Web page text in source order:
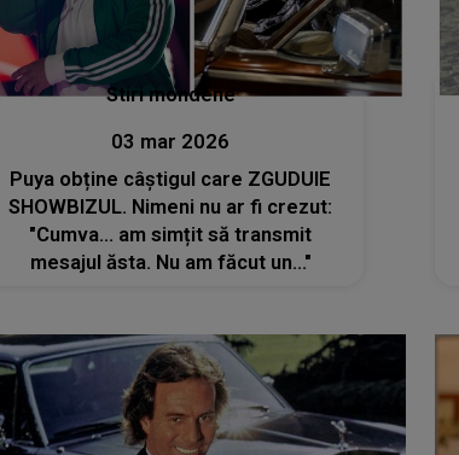
Stiri mondene
03 mar 2026
Puya obține câștigul care ZGUDUIE
SHOWBIZUL. Nimeni nu ar fi crezut:
"Cumva… am simțit să transmit
mesajul ăsta. Nu am făcut un..."